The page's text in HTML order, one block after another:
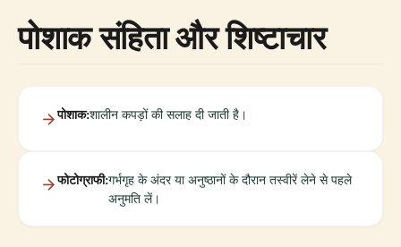
पोशाक संहिता और शिष्टाचार
पोशाक:शालीन कपड़ों की सलाह दी जाती है।
फोटोग्राफी:गर्भगृह के अंदर या अनुष्ठानों के दौरान तस्वीरें लेने से पहले
अनुमति लें।